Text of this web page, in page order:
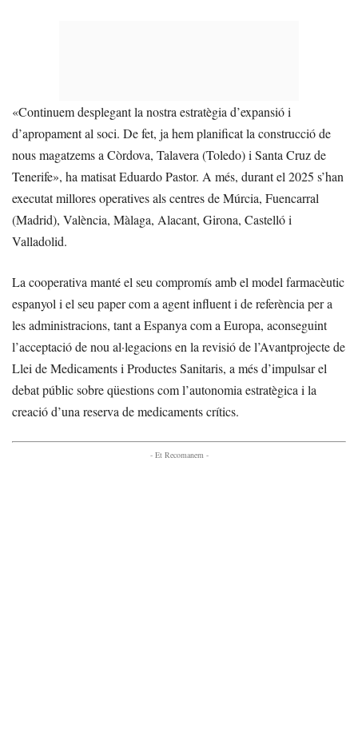
«Continuem desplegant la nostra estratègia d’expansió i
d’apropament al soci. De fet, ja hem planificat la construcció de
nous magatzems a Còrdova, Talavera (Toledo) i Santa Cruz de
Tenerife», ha matisat Eduardo Pastor. A més, durant el 2025 s’han
executat millores operatives als centres de Múrcia, Fuencarral
(Madrid), València, Màlaga, Alacant, Girona, Castelló i
Valladolid.
La cooperativa manté el seu compromís amb el model farmacèutic
espanyol i el seu paper com a agent influent i de referència per a
les administracions, tant a Espanya com a Europa, aconseguint
l’acceptació de nou al·legacions en la revisió de l’Avantprojecte de
Llei de Medicaments i Productes Sanitaris, a més d’impulsar el
debat públic sobre qüestions com l’autonomia estratègica i la
creació d’una reserva de medicaments crítics.
- Et Recomanem -